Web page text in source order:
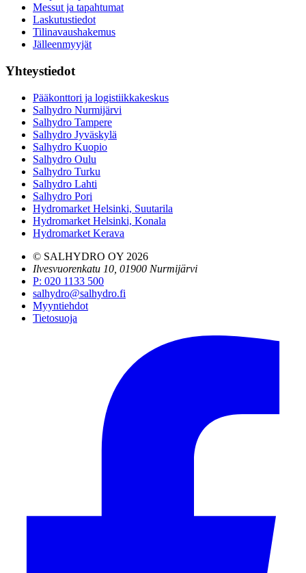
Messut ja tapahtumat
Laskutustiedot
Tilinavaushakemus
Jälleenmyyjät
Yhteystiedot
Pääkonttori ja logistiikkakeskus
Salhydro Nurmijärvi
Salhydro Tampere
Salhydro Jyväskylä
Salhydro Kuopio
Salhydro Oulu
Salhydro Turku
Salhydro Lahti
Salhydro Pori
Hydromarket Helsinki, Suutarila
Hydromarket Helsinki, Konala
Hydromarket Kerava
© SALHYDRO OY 2026
Ilvesvuorenkatu 10, 01900 Nurmijärvi
P: 020 1133 500
salhydro@salhydro.fi
Myyntiehdot
Tietosuoja